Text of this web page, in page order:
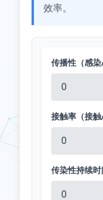
效率。
传播性（感染
接触率（接触
传染性持续